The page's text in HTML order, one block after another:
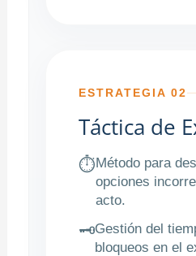
ESTRATEGIA 02
Táctica de
⏱️Método para
opciones
acto.
🗝️Gestión del
bloqueos en el